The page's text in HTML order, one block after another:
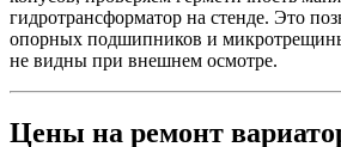
гидротрансформатор на стенде. Это
опорных подшипников и
не видны при внешнем осмотре.
Цены на ремонт